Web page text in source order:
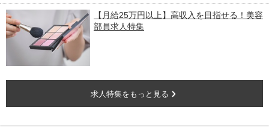
【月給25万円以上】高収入を目指せる！美容
部員求人特集
求人特集をもっと見る